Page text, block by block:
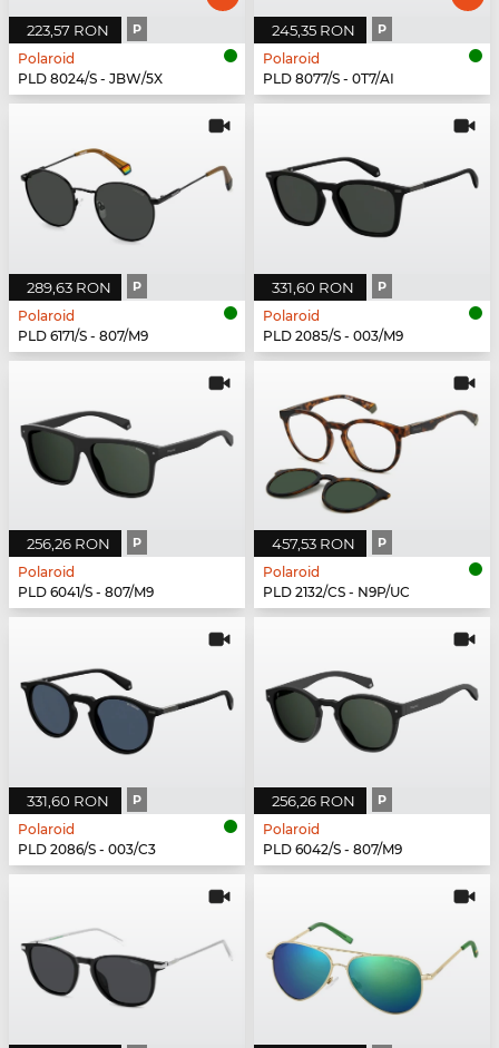
223,57 RON P
Polaroid
PLD 8024/S - JBW/5X
245,35 RON P
Polaroid
PLD 8077/S - 0T7/AI
289,63 RON P
Polaroid
PLD 6171/S - 807/M9
331,60 RON P
Polaroid
PLD 2085/S - 003/M9
256,26 RON P
Polaroid
PLD 6041/S - 807/M9
457,53 RON P
Polaroid
PLD 2132/CS - N9P/UC
331,60 RON P
Polaroid
PLD 2086/S - 003/C3
256,26 RON P
Polaroid
PLD 6042/S - 807/M9